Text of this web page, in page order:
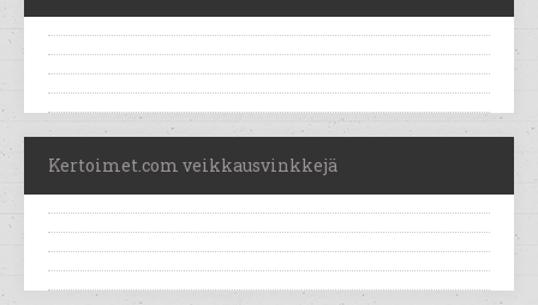
Kertoimet.com veikkausvinkkejä